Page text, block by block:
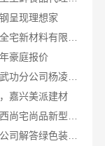
呈现理想家
豪庭报价
中蓝建投（北京）建设有限公司武功分公司杨凌全包装修品牌推荐
嘉兴美派建材
江西尚宅尚品新型环保材料有限公司解答绿色装修现代风格靠谱吗